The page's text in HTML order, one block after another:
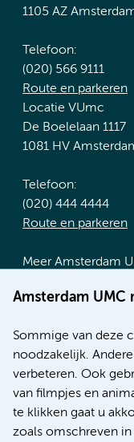
Amsterdam UMC
Sommige van deze
noodzakelijk.
verbeteren. Ook
van filmpjes en
te klikken gaat u
zoals omschreven in
1105 AZ
Telefoon:
(020) 566 9111
Route en parkeren
Locatie VUmc
De Boelelaan 1117
1081 HV
Telefoon:
(020) 444 4444
Route en parkeren
Meer Amsterdam
Werken bij
Nieuws
Research
Educatie locatie
Educatie locatie